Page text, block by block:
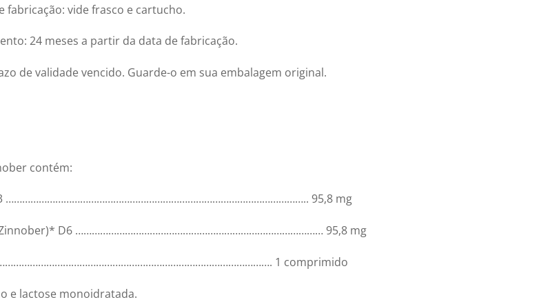
fabricação: vide frasco e cartucho.
24 meses a partir da data de fabricação.
de validade vencido. Guarde-o em sua embalagem original.
contém:
……………………………………………………………………………………………….. 95,8 mg
(Zinnober)* D6 ……………………………………………………………………………… 95,8 mg
1 comprimido
e lactose monoidratada.